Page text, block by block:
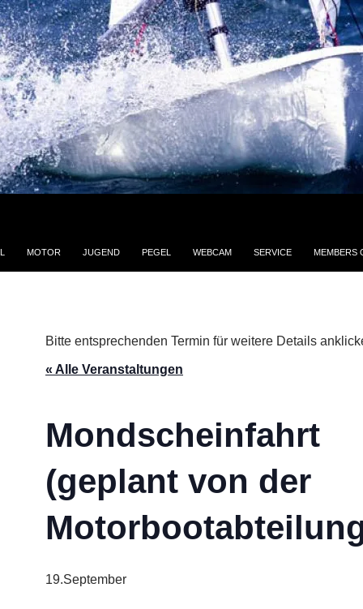
MOTOR JUGEND PEGEL WEBCAM SERVICE MEMBERS
Bitte entsprechenden Termin für weitere Details
« Alle Veranstaltungen
Mondscheinfahrt
(geplant von der
19.September